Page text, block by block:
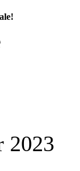
2023